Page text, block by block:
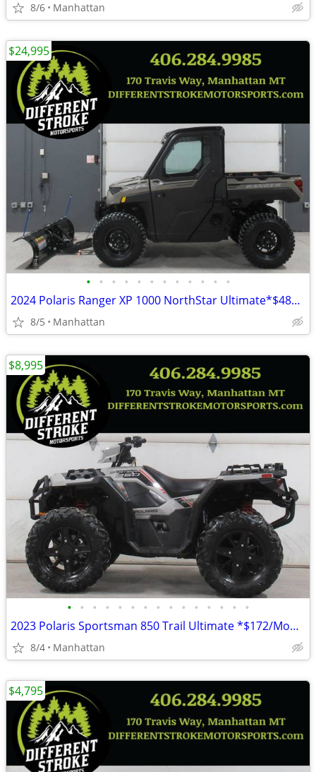
8/6 Manhattan
• • • • • • • • • • • •
2024 Polaris Ranger XP 1000 NorthStar Ultimate*$489/Month OAC $0 Down*
8/5 Manhattan
$24,995
• • • • • • • • • • • • • • •
2023 Polaris Sportsman 850 Trail Ultimate *$172/Month OAC $0 Down*
8/4 Manhattan
$8,995
$4,795